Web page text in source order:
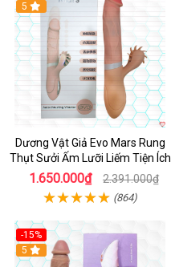
5
Dương Vật Giả Evo Mars Rung
Thụt Sưởi Ấm Lưỡi Liếm Tiện Ích
1.650.000₫ 2.391.000₫
(864)
-15%
5